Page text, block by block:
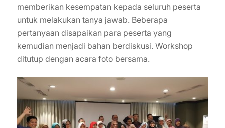
memberikan kesempatan kepada seluruh peserta
untuk melakukan tanya jawab. Beberapa
pertanyaan disapaikan para peserta yang
kemudian menjadi bahan berdiskusi. Workshop
ditutup dengan acara foto bersama.